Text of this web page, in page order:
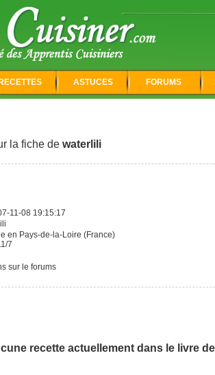
RECETTES ASTUCES FORUMS
la fiche de waterlili
11-08 19:15:17
en Pays-de-la-Loire (France)
7
sur le forums
recette actuellement dans le livre